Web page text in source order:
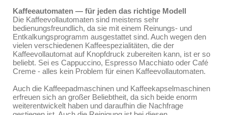
Kaffeeautomaten — für jeden das richtige Modell
Die Kaffeevollautomaten sind meistens sehr
bedienungsfreundlich, da sie mit einem Reinungs- und
Entkalkungsprogramm ausgestattet sind. Auch wegen den
vielen verschiedenen Kaffeespezialitäten, die der
Kaffeevollautomat auf Knopfdruck zubereiten kann, ist er so
beliebt. Sei es Cappuccino, Espresso Macchiato oder Café
Creme - alles kein Problem für einen Kaffeevollautomaten.
Auch die Kaffeepadmaschinen und Kaffeekapselmaschinen
erfreuen sich an großer Beliebtheit, da sich beide enorm
weiterentwickelt haben und daraufhin die Nachfrage